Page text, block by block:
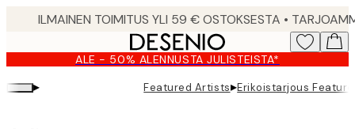
content.
ALE - 50% ALENNUSTA JULISTEISTA*
▸ Featured Artists▸Erikoistarjous